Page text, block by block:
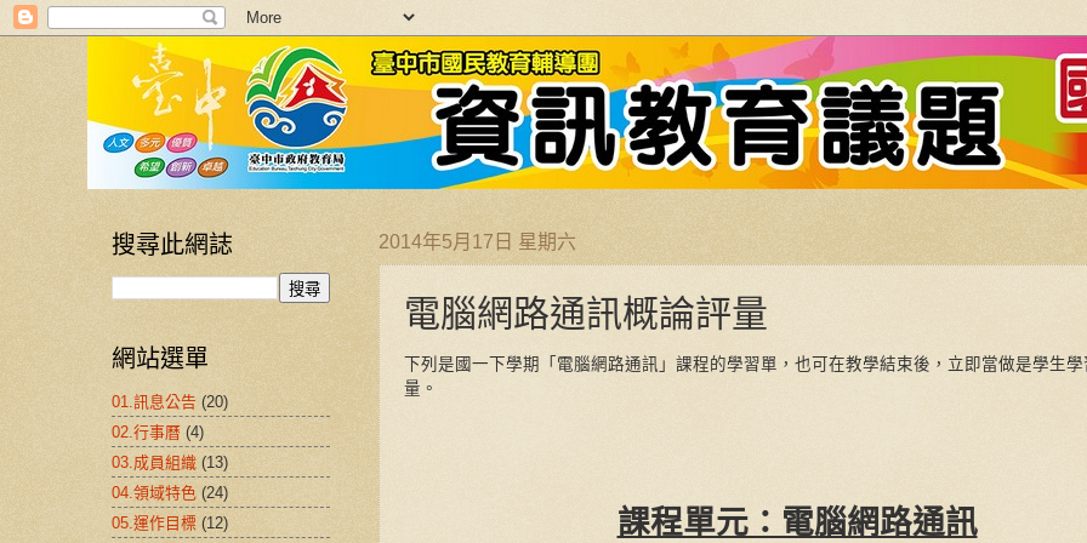
2014年5月17日 星期六
電腦網路通訊概論評量
下列是國一下學期「電腦網路通訊」課程的學習單，也可在教學結束後，立即當做是學生
量。
課程單元：電腦網路通訊
搜尋此網誌
網站選單
01.訊息公告 (20)
02.行事曆 (4)
03.成員組織 (13)
04.領域特色 (24)
05.運作目標 (12)